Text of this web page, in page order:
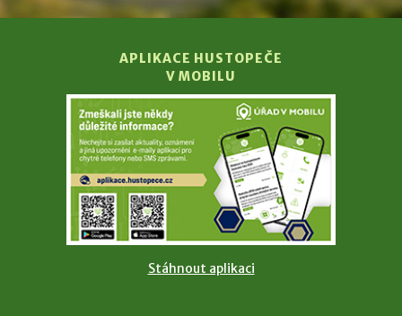
APLIKACE HUSTOPEČE
V MOBILU
Stáhnout aplikaci